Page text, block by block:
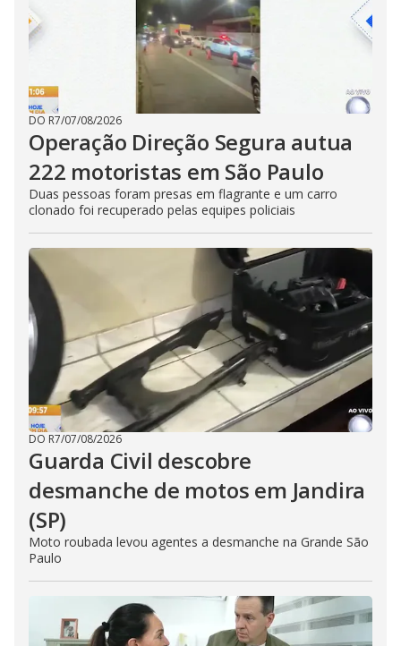
DO R7/07/08/2026
Operação Direção Segura autua
222 motoristas em São Paulo
Duas pessoas foram presas em flagrante e um carro
clonado foi recuperado pelas equipes policiais
DO R7/07/08/2026
Guarda Civil descobre
desmanche de motos em Jandira
(SP)
Moto roubada levou agentes a desmanche na Grande São
Paulo